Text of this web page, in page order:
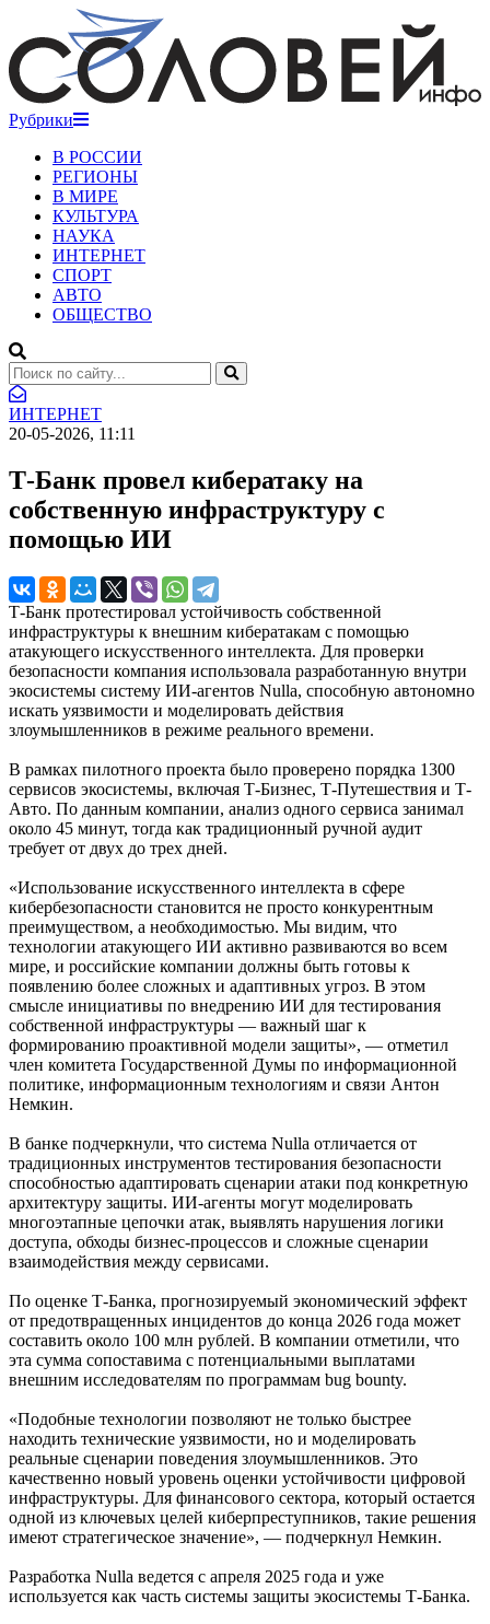
Рубрики
В РОССИИ
РЕГИОНЫ
В МИРЕ
КУЛЬТУРА
НАУКА
ИНТЕРНЕТ
СПОРТ
АВТО
ОБЩЕСТВО
ИНТЕРНЕТ
20-05-2026, 11:11
Т-Банк провел кибератаку на
собственную инфраструктуру с
помощью ИИ
Т-Банк протестировал устойчивость собственной
инфраструктуры к внешним кибератакам с помощью
атакующего искусственного интеллекта. Для проверки
безопасности компания использовала разработанную внутри
экосистемы систему ИИ-агентов Nulla, способную автономно
искать уязвимости и моделировать действия
злоумышленников в режиме реального времени.
В рамках пилотного проекта было проверено порядка 1300
сервисов экосистемы, включая Т-Бизнес, Т-Путешествия и Т-
Авто. По данным компании, анализ одного сервиса занимал
около 45 минут, тогда как традиционный ручной аудит
требует от двух до трех дней.
«Использование искусственного интеллекта в сфере
кибербезопасности становится не просто конкурентным
преимуществом, а необходимостью. Мы видим, что
технологии атакующего ИИ активно развиваются во всем
мире, и российские компании должны быть готовы к
появлению более сложных и адаптивных угроз. В этом
смысле инициативы по внедрению ИИ для тестирования
собственной инфраструктуры — важный шаг к
формированию проактивной модели защиты», — отметил
член комитета Государственной Думы по информационной
политике, информационным технологиям и связи Антон
Немкин.
В банке подчеркнули, что система Nulla отличается от
традиционных инструментов тестирования безопасности
способностью адаптировать сценарии атаки под конкретную
архитектуру защиты. ИИ-агенты могут моделировать
многоэтапные цепочки атак, выявлять нарушения логики
доступа, обходы бизнес-процессов и сложные сценарии
взаимодействия между сервисами.
По оценке Т-Банка, прогнозируемый экономический эффект
от предотвращенных инцидентов до конца 2026 года может
составить около 100 млн рублей. В компании отметили, что
эта сумма сопоставима с потенциальными выплатами
внешним исследователям по программам bug bounty.
«Подобные технологии позволяют не только быстрее
находить технические уязвимости, но и моделировать
реальные сценарии поведения злоумышленников. Это
качественно новый уровень оценки устойчивости цифровой
инфраструктуры. Для финансового сектора, который остается
одной из ключевых целей киберпреступников, такие решения
имеют стратегическое значение», — подчеркнул Немкин.
Разработка Nulla ведется с апреля 2025 года и уже
используется как часть системы защиты экосистемы Т-Банка.